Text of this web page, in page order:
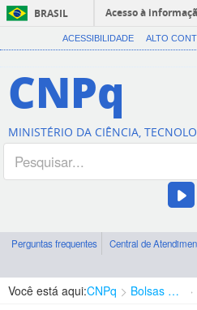
BRASIL
Acesso à
ACESSIBILIDADE ALTO
CNPq
MINISTÉRIO DA CIÊNCIA,
Perguntas frequentes Central de
Você está aqui:CNPq Bolsas e Auxílios Vigentes